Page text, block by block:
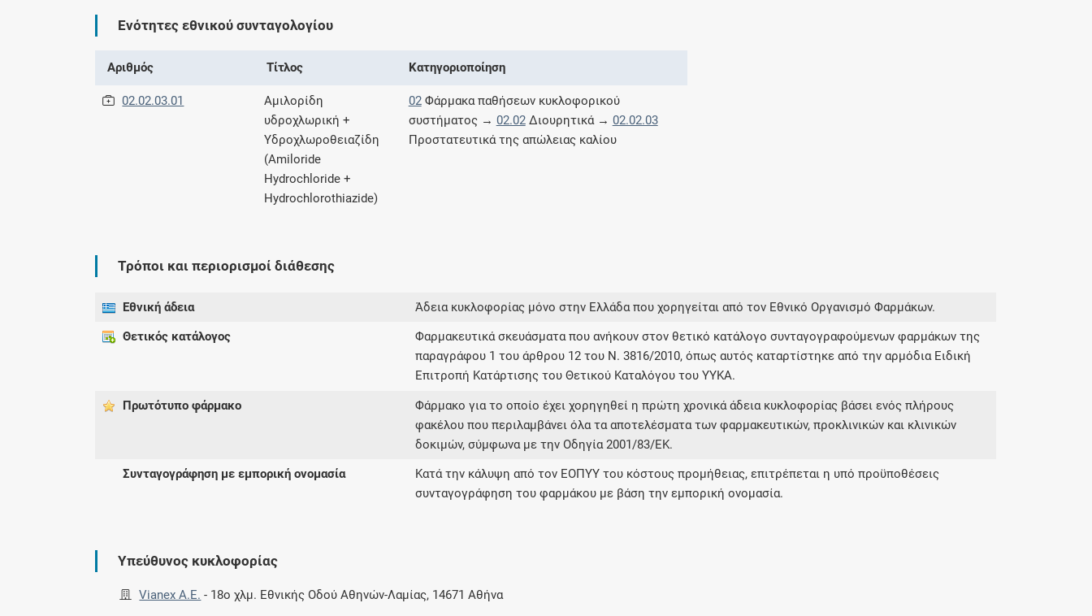
Ενότητες εθνικού συνταγολογίου
Αριθμός Τίτλος Κατηγοριοποίηση
02.02.03.01
Αμιλορίδη
υδροχλωρική +
Υδροχλωροθειαζίδη
(Amiloride
Hydrochloride +
Hydrochlorothiazide)
02Φάρμακα παθήσεων κυκλοφορικού
συστήματος → 02.02Διουρητικά → 02.02.03
Προστατευτικά της απώλειας καλίου
Τρόποι και περιορισμοί διάθεσης
Εθνική άδεια Άδεια κυκλοφορίας μόνο στην Ελλάδα που χορηγείται από τον Εθνικό Οργανισμό Φαρμάκων.
Θετικός κατάλογος
Φαρμακευτικά σκευάσματα που ανήκουν στον θετικό κατάλογο συνταγογραφούμενων φαρμάκων της
παραγράφου 1 του άρθρου 12 του Ν. 3816/2010, όπως αυτός καταρτίστηκε από την αρμόδια Ειδική
Επιτροπή Κατάρτισης του Θετικού Καταλόγου του ΥΥΚΑ.
Πρωτότυπο φάρμακo
Φάρμακο για το οποίο έχει χορηγηθεί η πρώτη χρονικά άδεια κυκλοφορίας βάσει ενός πλήρους
φακέλου που περιλαμβάνει όλα τα αποτελέσματα των φαρμακευτικών, προκλινικών και κλινικών
δοκιμών, σύμφωνα με την Οδηγία 2001/83/ΕΚ.
Συνταγογράφηση με εμπορική ονομασία
Κατά την κάλυψη από τον ΕΟΠΥΥ του κόστους προμήθειας, επιτρέπεται η υπό προϋποθέσεις
συνταγογράφηση του φαρμάκου με βάση την εμπορική ονομασία.
Υπεύθυνος κυκλοφορίας
Vianex A.E. - 18ο χλμ. Εθνικής Οδού Αθηνών-Λαμίας, 14671 Αθήνα